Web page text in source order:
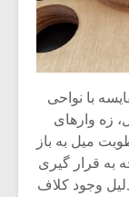
با نواحی
زه وارهای
میل به باز
به قرار گیری
وجود کلاف